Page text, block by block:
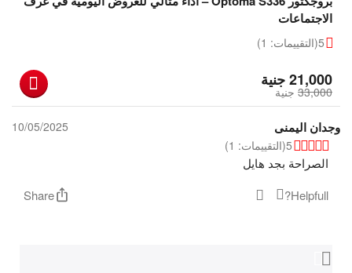
الاجتماعات
5(التقييمات: 1)
جنية21,000
جنية 33,000
وجدان اليمنى
10/05/2025
5(التقييمات: 1)
الصراحة بجد هايل
Helpfull?
Share